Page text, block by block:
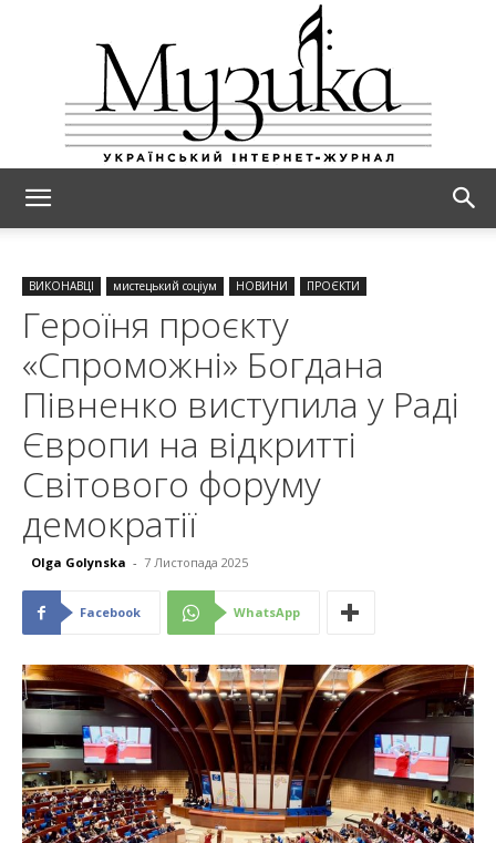
ВИКОНАВЦІ мистецький соціум НОВИНИ ПРОЄКТИ
Героїня проєкту
«Спроможні» Богдана
Півненко виступила у Раді
Європи на відкритті
Світового форуму
демократії
Olga Golynska - 7 Листопада 2025
Facebook WhatsApp